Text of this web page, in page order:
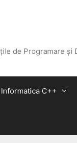
de Programare și
C++